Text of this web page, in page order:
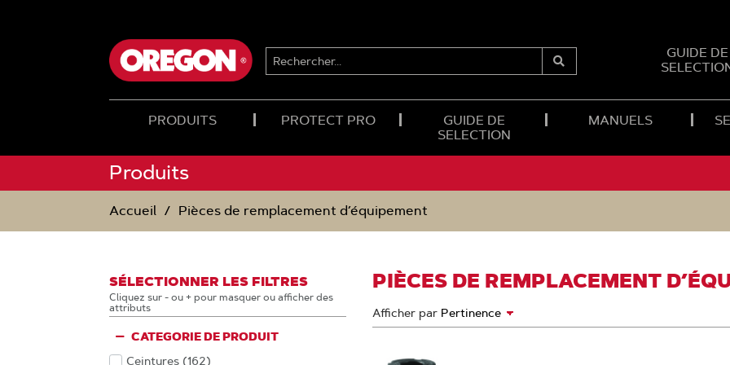
RECHERCHER...
Submit
GUIDE DE
PRODUITS PROTECT PRO
GUIDE DE
SELECTION
MANUELS
Produits
Accueil Pièces de remplacement d’équipement
SÉLECTIONNER LES FILTRES
Cliquez sur - ou + pour masquer ou afficher des
attributs
CATEGORIE DE PRODUIT
Ceintures (162)
PIÈCES DE REMPLACEMENT
Afficher par